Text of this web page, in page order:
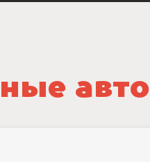
авто